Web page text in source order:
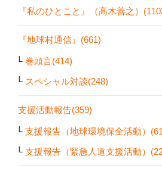
『私のひとこと』（高木善之）
『地球村通信』(661)
巻頭言(414)
スペシャル対談(248)
支援活動報告(359)
支援報告（地球環境保全活動）
支援報告（緊急人道支援活動）